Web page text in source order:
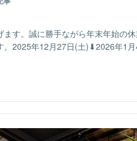
す。誠に勝手ながら年末年始の
。2025年12月27日(土)⬇︎2026年1